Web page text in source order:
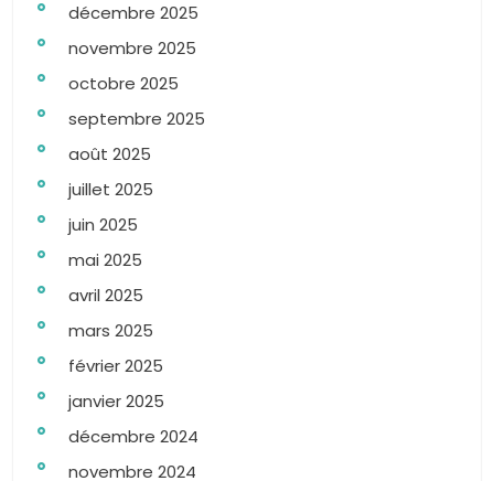
décembre 2025
novembre 2025
octobre 2025
septembre 2025
août 2025
juillet 2025
juin 2025
mai 2025
avril 2025
mars 2025
février 2025
janvier 2025
décembre 2024
novembre 2024